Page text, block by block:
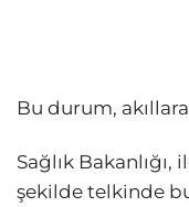
Bu durum,
Sağlık
şekilde telkinde